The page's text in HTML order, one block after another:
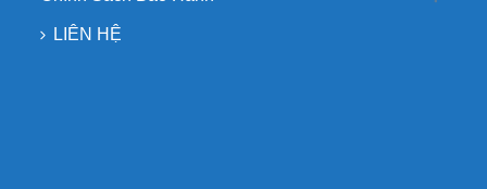
LIÊN HỆ